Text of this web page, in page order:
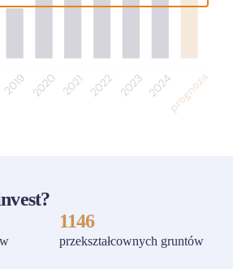
1146
przekształcownych gruntów